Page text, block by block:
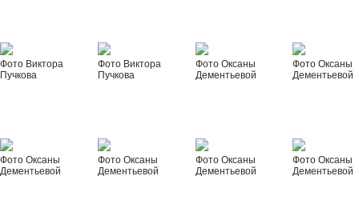
Фото Виктора
Пучкова
Фото Виктора
Пучкова
Фото Оксаны
Дементьевой
Фото Оксаны
Дементьевой
Фото Оксаны
Дементьевой
Фото Оксаны
Дементьевой
Фото Оксаны
Дементьевой
Фото Оксаны
Дементьевой